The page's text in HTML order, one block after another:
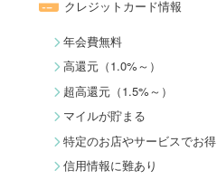
クレジットカード情報
年会費無料
高還元（1.0%～）
超高還元（1.5%～）
マイルが貯まる
特定のお店やサービスでお得
信用情報に難あり